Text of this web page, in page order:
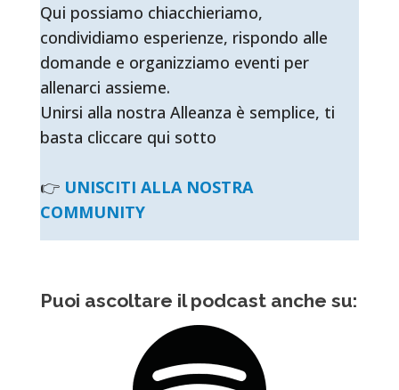
Qui possiamo chiacchieriamo,
condividiamo esperienze, rispondo alle
domande e organizziamo eventi per
allenarci assieme.
Unirsi alla nostra Alleanza è semplice, ti
basta cliccare qui sotto
👉 UNISCITI ALLA NOSTRA
COMMUNITY
Puoi ascoltare il podcast anche su: